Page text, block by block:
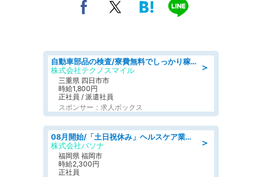
＞
自動車部品の検査/寮費無料でしっかり稼げる denso aichi
株式会社テクノスマイル
三重県 四日市市
時給1,800円
正社員 / 派遣社員
スポンサー：求人ボックス
＞
08月開始/「土日祝休み」ヘルスケア業界の産業保健師/高時給/未経験OK/要資格:保健師、正看護師
株式会社パソナ
福岡県 福岡市
時給2,300円
正社員